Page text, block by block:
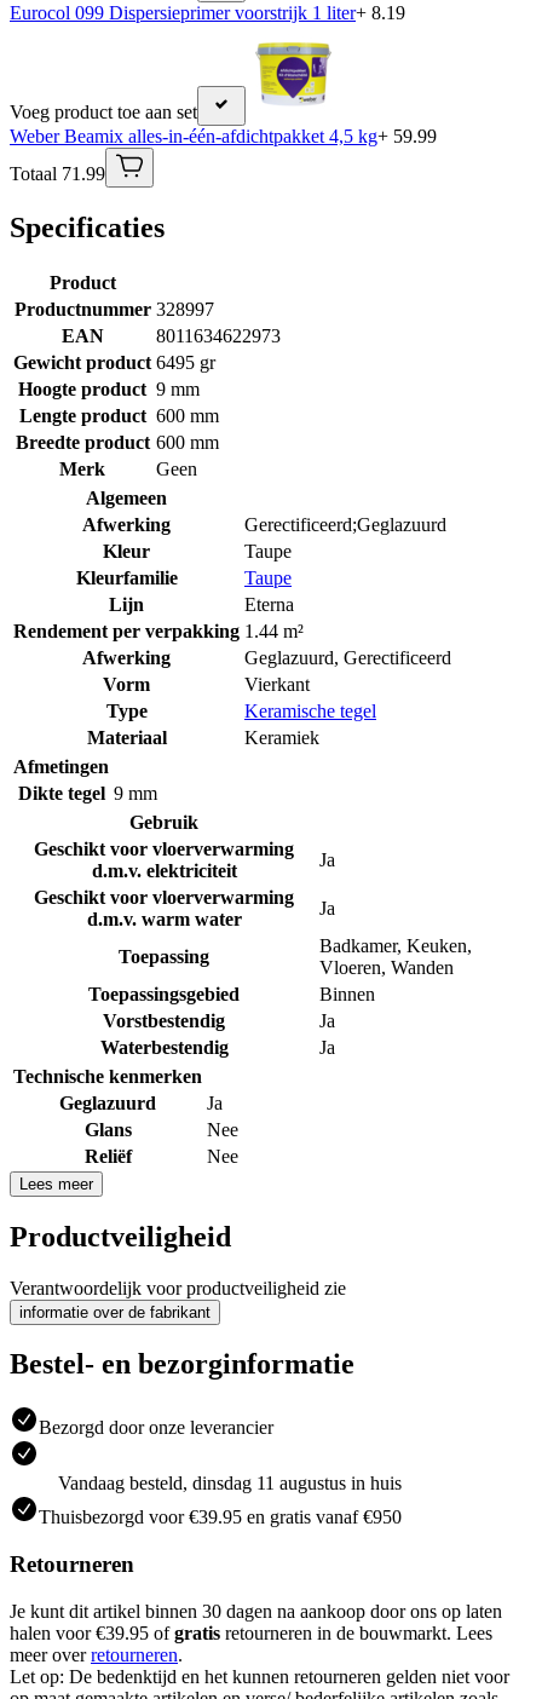
Eurocol 099 Dispersieprimer voorstrijk 1 liter+ 8.19
Voeg product toe aan set
Weber Beamix alles-in-één-afdichtpakket 4,5 kg+ 59.99
Totaal 71.99
Specificaties
Product
Productnummer 328997
EAN
8011634622973
Gewicht product 6495 gr
Hoogte product 9 mm
Lengte product 600 mm
Breedte product 600 mm
Merk
Geen
Algemeen
Afwerking
Gerectificeerd;Geglazuurd
Kleur
Taupe
Kleurfamilie
Taupe
Lijn
Eterna
Rendement per verpakking 1.44 m²
Afwerking
Geglazuurd, Gerectificeerd
Vorm
Vierkant
Type
Keramische tegel
Materiaal
Keramiek
Afmetingen
Dikte tegel 9 mm
Gebruik
Geschikt voor vloerverwarming
d.m.v. elektriciteit
Ja
Geschikt voor vloerverwarming
d.m.v. warm water
Ja
Toepassing
Badkamer, Keuken,
Vloeren, Wanden
Toepassingsgebied
Binnen
Vorstbestendig
Ja
Waterbestendig
Ja
Technische kenmerken
Geglazuurd
Ja
Glans
Nee
Reliëf
Nee
Lees meer
Productveiligheid
Verantwoordelijk voor productveiligheid zie
informatie over de fabrikant
Bestel- en bezorginformatie
Bezorgd door onze leverancier
Vandaag besteld, dinsdag 11 augustus in huis
Thuisbezorgd voor €39.95 en gratis vanaf €950
Retourneren
Je kunt dit artikel binnen 30 dagen na aankoop door ons op laten
halen voor €39.95 ofgratis retourneren in de bouwmarkt. Lees
meer overretourneren.
Let op: De bedenktijd en het kunnen retourneren gelden niet voor